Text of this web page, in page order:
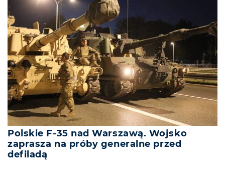
Polskie F-35 nad Warszawą. Wojsko
zaprasza na próby generalne przed
defiladą